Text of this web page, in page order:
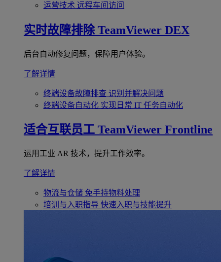
运营技术 远程车间访问
实时故障排除 TeamViewer DEX
后台自动修复问题，保障用户体验。
了解详情
终端设备故障排查 识别并解决问题
终端设备自动化 实现日常 IT 任务自动化
适合互联员工 TeamViewer Frontline
运用工业 AR 技术，提升工作效率。
了解详情
物流与仓储 免手持物料处理
培训与入职指导 快速入职与技能提升